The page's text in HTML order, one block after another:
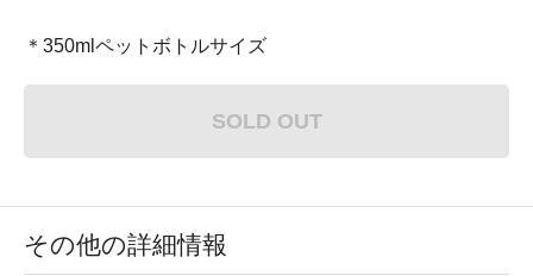
＊350mlペットボトルサイズ
SOLD OUT
その他の詳細情報